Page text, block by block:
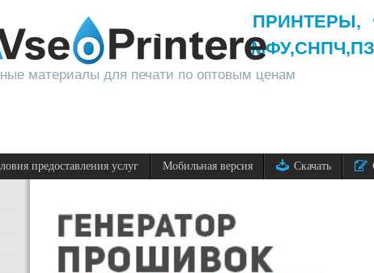
материалы для печати по оптовым ценам
ПРИНТЕРЫ,
МФУ,СНПЧ,
предоставления услуг Мобильная версия Скачать